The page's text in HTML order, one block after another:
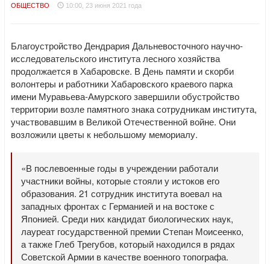
ОБЩЕСТВО 10:00, 23 июня 2021 года
Благоустройство Дендрария Дальневосточного научно-
исследовательского института лесного хозяйства
продолжается в Хабаровске. В День памяти и скорби
волонтеры и работники Хабаровского краевого парка
имени Муравьева-Амурского завершили обустройство
территории возле памятного знака сотрудникам института,
участвовавшим в Великой Отечественной войне. Они
возложили цветы к небольшому мемориалу.
«В послевоенные годы в учреждении работали
участники войны, которые стояли у истоков его
образования. 21 сотрудник института воевал на
западных фронтах с Германией и на востоке с
Японией. Среди них кандидат биологических наук,
лауреат государственной премии Степан Моисеенко,
а также Глеб Трегубов, который находился в рядах
Советской Армии в качестве военного топографа.